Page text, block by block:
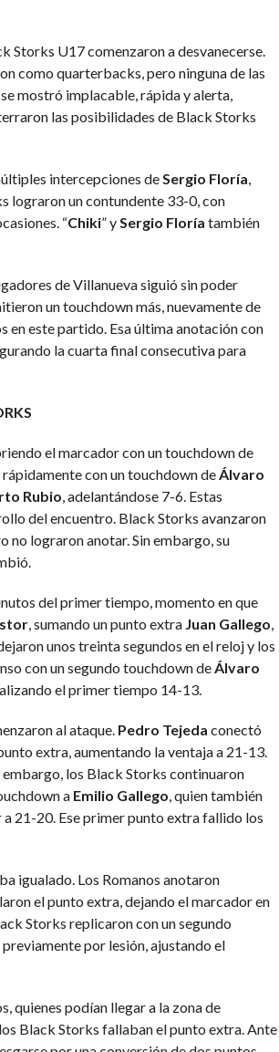
Storks U17 comenzaron a desvanecerse.
como quarterbacks, pero ninguna de las
mostró implacable, rápida y alerta,
las posibilidades de Black Storks
intercepciones deSergio Floría,
lograron un contundente 33-0, con
“Chiki” ySergio Floría también
de Villanueva siguió sin poder
un touchdown más, nuevamente de
en este partido. Esa última anotación con
la cuarta final consecutiva para
el marcador con un touchdown de
con un touchdown deÁlvaro
Rubio, adelantándose 7-6. Estas
del encuentro. Black Storks avanzaron
no lograron anotar. Sin embargo, su
del primer tiempo, momento en que
, sumando un punto extra Juan Gallego,
unos treinta segundos en el reloj y los
con un segundo touchdown deÁlvaro
el primer tiempo 14-13.
al ataque. Pedro Tejeda conectó
extra, aumentando la ventaja a 21-13.
embargo, los Black Storks continuaron
a Emilio Gallego, quien también
21-20. Ese primer punto extra fallido los
igualado. Los Romanos anotaron
el punto extra, dejando el marcador en
Storks replicaron con un segundo
previamente por lesión, ajustando el
quienes podían llegar a la zona de
Black Storks fallaban el punto extra. Ante